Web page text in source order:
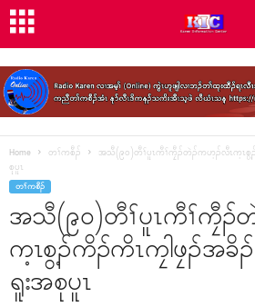
Home တၢ်ကစီၣ်
အသီ(၉၀)တီၢ်ပူၤကီၢ်ကၠီၣ်တဲၣ်ကဟ့ၣ်လီၤက့ၤစွ့
စုပူၤ
တၢ်ကစီၣ်
အသီ(၉၀)တီၢ်ပူၤကီၢ်ကၠီ
က့ၤစွ့ၣ်ကိၣ်ကိၤကၠါဖၠၣ်အ
ရူးအစုပူၤ